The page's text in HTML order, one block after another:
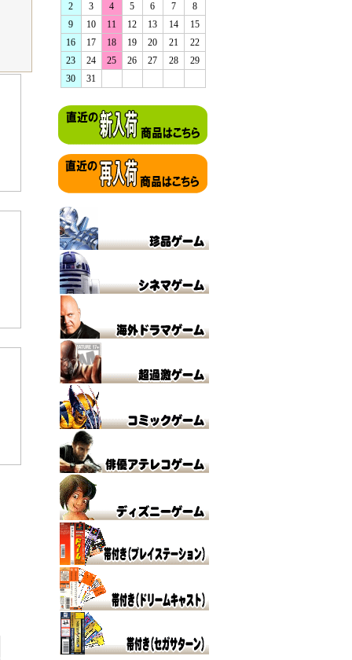
2
3 4 5 6 7
8
9
10 11 12 13 14
15
16
17 18 19 20 21
22
23
24 25 26 27 28
29
30
31